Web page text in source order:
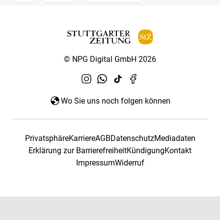
© NPG Digital GmbH 2026
Wo Sie uns noch folgen können
PrivatsphäreKarriereAGBDatenschutzMediadaten
Erklärung zur BarrierefreiheitKündigungKontakt
ImpressumWiderruf